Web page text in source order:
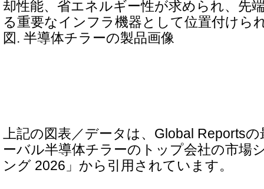
却性能、省エネルギー性が求められ、先
る重要なインフラ機器として位置付けら
図. 半導体チラーの製品画像
上記の図表／データは、Global Reports
ーバル半導体チラーのトップ会社の市場
ング 2026」から引用されています。